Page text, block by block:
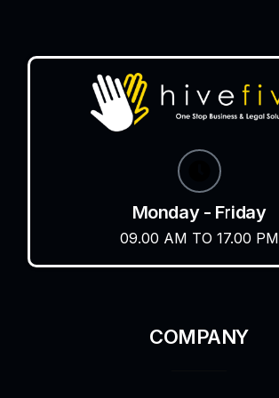
Monday - Friday
09.00 AM TO 17.00 PM
COMPANY